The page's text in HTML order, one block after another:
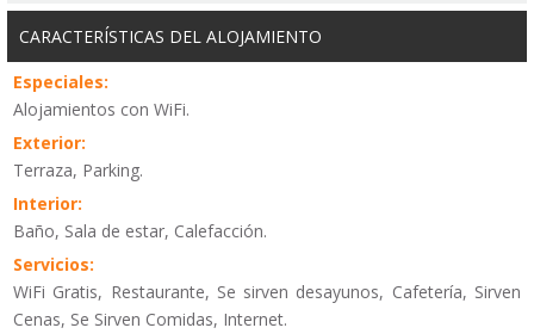
CARACTERÍSTICAS DEL ALOJAMIENTO
Especiales:
Alojamientos con WiFi.
Exterior:
Terraza, Parking.
Interior:
Baño, Sala de estar, Calefacción.
Servicios:
WiFi Gratis, Restaurante, Se sirven desayunos, Cafetería, Sirven
Cenas, Se Sirven Comidas, Internet.